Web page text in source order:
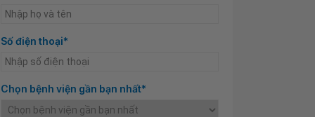
Số điện thoại*
Chọn bệnh viện gần bạn nhất*